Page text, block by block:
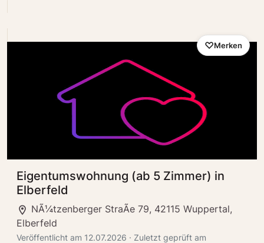
Eigentumswohnung (ab 5 Zimmer) in
Elberfeld
NÃ¼tzenberger StraÃe 79, 42115 Wuppertal,
Elberfeld
Veröffentlicht am 12.07.2026 · Zuletzt geprüft am
Merken